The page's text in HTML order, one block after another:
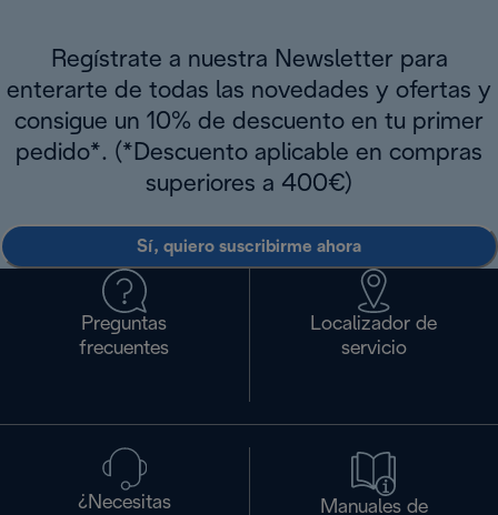
Regístrate a nuestra Newsletter para
enterarte de todas las novedades y ofertas y
consigue un 10% de descuento en tu primer
pedido*. (*Descuento aplicable en compras
superiores a 400€)
Sí, quiero suscribirme ahora
Preguntas
frecuentes
Localizador de
servicio
¿Necesitas Manuales de